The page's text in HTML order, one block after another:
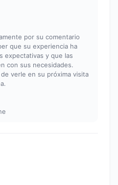
por su comentario
que su experiencia ha
expectativas y que las
con sus necesidades.
verle en su próxima visita